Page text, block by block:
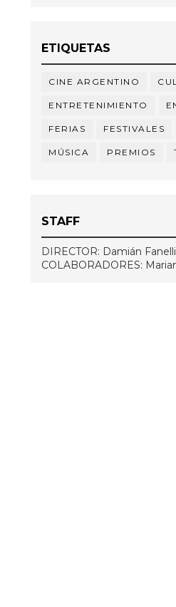
ETIQUETAS
CINE ARGENTINO
ENTRETENIMIENTO
FERIAS FESTIVALES
MÚSICA PREMIOS
STAFF
DIRECTOR: Damián Fanelli
COLABORADORES: